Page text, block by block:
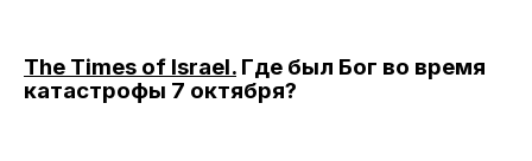
The Times of Israel. Где был Бог во время
катастрофы 7 октября?